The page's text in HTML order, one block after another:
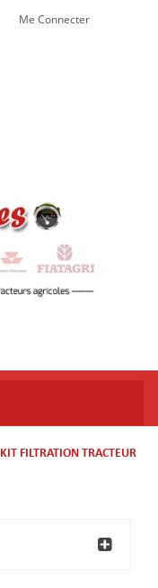
Me Connecter
KIT FILTRATION TRACTEUR